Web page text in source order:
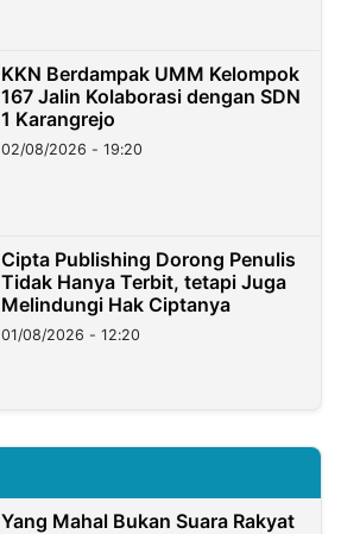
KKN Berdampak UMM Kelompok
167 Jalin Kolaborasi dengan SDN
1 Karangrejo
02/08/2026 - 19:20
Cipta Publishing Dorong Penulis
Tidak Hanya Terbit, tetapi Juga
Melindungi Hak Ciptanya
01/08/2026 - 12:20
Yang Mahal Bukan Suara Rakyat